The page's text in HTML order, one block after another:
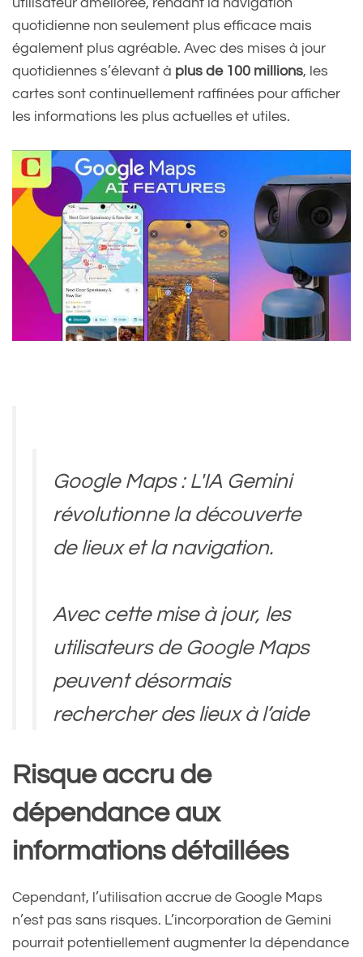
quotidienne non seulement plus efficace mais
également plus agréable. Avec des mises à jour
quotidiennes s’élevant à plus de 100 millions, les
cartes sont continuellement raffinées pour afficher
les informations les plus actuelles et utiles.
Google Maps : L'IA Gemini
révolutionne la découverte
de lieux et la navigation.
Avec cette mise à jour, les
utilisateurs de Google Maps
peuvent désormais
rechercher des lieux à l’aide
telles que « choses à faire
entre amis la nuit », et
obtenir des…
— Jonathan Chan  💡📣
Risque accru de
dépendance aux
informations détaillées
Cependant, l’utilisation accrue de Google Maps
n’est pas sans risques. L’incorporation de Gemini
pourrait potentiellement augmenter la dépendance